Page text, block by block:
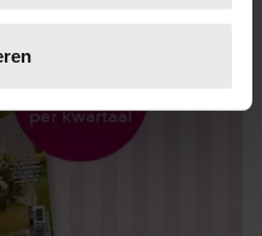
in het
en advertenties te
social media te bieden
Ook delen we